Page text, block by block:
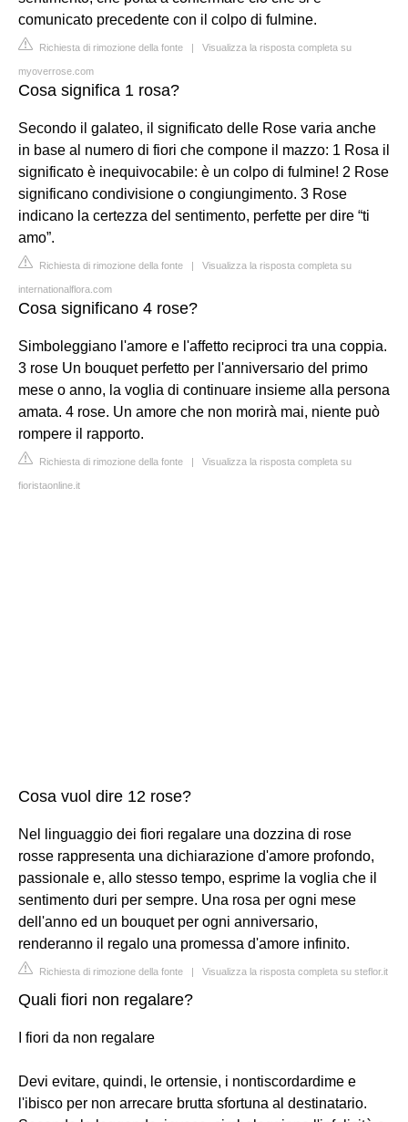
comunicato precedente con il colpo di fulmine.
Richiesta di rimozione della fonte | Visualizza la risposta completa su
myoverrose.com
Cosa significa 1 rosa?
Secondo il galateo, il significato delle Rose varia anche
in base al numero di fiori che compone il mazzo: 1 Rosa il
significato è inequivocabile: è un colpo di fulmine! 2 Rose
significano condivisione o congiungimento. 3 Rose
indicano la certezza del sentimento, perfette per dire “ti
amo”.
Richiesta di rimozione della fonte | Visualizza la risposta completa su
internationalflora.com
Cosa significano 4 rose?
Simboleggiano l'amore e l'affetto reciproci tra una coppia.
3 rose Un bouquet perfetto per l'anniversario del primo
mese o anno, la voglia di continuare insieme alla persona
amata. 4 rose. Un amore che non morirà mai, niente può
rompere il rapporto.
Richiesta di rimozione della fonte | Visualizza la risposta completa su
fioristaonline.it
Cosa vuol dire 12 rose?
Nel linguaggio dei fiori regalare una dozzina di rose
rosse rappresenta una dichiarazione d'amore profondo,
passionale e, allo stesso tempo, esprime la voglia che il
sentimento duri per sempre. Una rosa per ogni mese
dell'anno ed un bouquet per ogni anniversario,
renderanno il regalo una promessa d'amore infinito.
Richiesta di rimozione della fonte | Visualizza la risposta completa su steflor.it
Quali fiori non regalare?
I fiori da non regalare
Devi evitare, quindi, le ortensie, i nontiscordardime e
l'ibisco per non arrecare brutta sfortuna al destinatario.